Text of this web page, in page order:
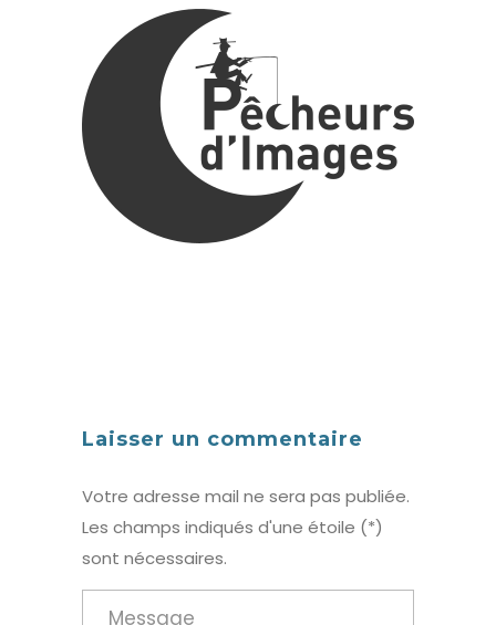
Laisser un commentaire
Votre adresse mail ne sera pas publiée.
Les champs indiqués d'une étoile (*)
sont nécessaires.